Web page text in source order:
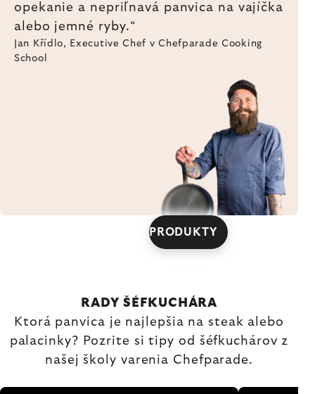
opekanie a nepriľnavá panvica na vajíčka
alebo jemné ryby.“
Jan Křídlo, Executive Chef v Chefparade Cooking
School
PRODUKTY
RADY ŠÉFKUCHÁRA
Ktorá panvica je najlepšia na steak alebo
palacinky? Pozrite si tipy od šéfkuchárov z
našej školy varenia Chefparade.